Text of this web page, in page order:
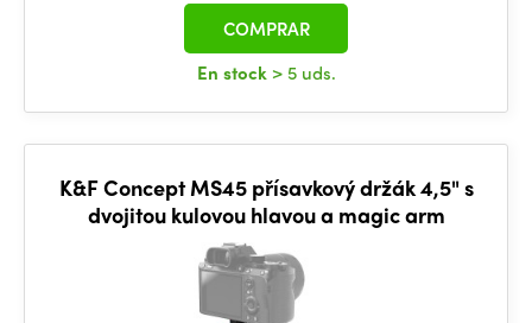
En stock > 5 uds.
COMPRAR
K&F Concept MS45 přísavkový držák 4,5" s
dvojitou kulovou hlavou a magic arm